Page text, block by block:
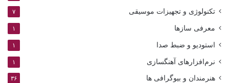
تکنولوژی و تجهیزات موسیقی ۷
معرفی سازها ۱
استودیو و ضبط صدا ۱
نرم‌افزارهای آهنگسازی ۱
هنرمندان و بیوگرافی ها ۳۶